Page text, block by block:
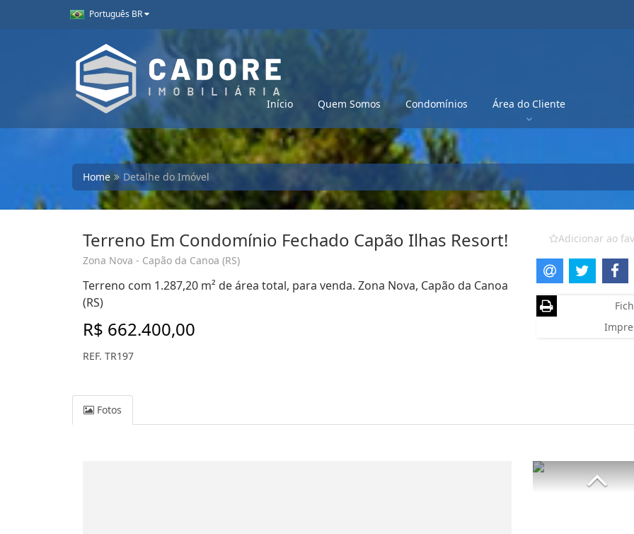
Português BR
Início Quem Somos Condomínios Área do Cliente
Home Detalhe do Imóvel
Terreno Em Condomínio Fechado Capão Ilhas Resort!
Zona Nova - Capão da Canoa (RS)
Terreno com 1.287,20 m² de área total, para venda. Zona Nova, Capão da Canoa
(RS)
R$ 662.400,00
REF. TR197
Adicionar ao
Fotos